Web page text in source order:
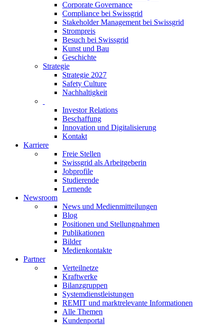
Corporate Governance
Compliance bei Swissgrid
Stakeholder Management bei Swissgrid
Strompreis
Besuch bei Swissgrid
Kunst und Bau
Geschichte
Strategie
Strategie 2027
Safety Culture
Nachhaltigkeit
Investor Relations
Beschaffung
Innovation und Digitalisierung
Kontakt
Karriere
Freie Stellen
Swissgrid als Arbeitgeberin
Jobprofile
Studierende
Lernende
Newsroom
News und Medienmitteilungen
Blog
Positionen und Stellungnahmen
Publikationen
Bilder
Medienkontakte
Partner
Verteilnetze
Kraftwerke
Bilanzgruppen
Systemdienstleistungen
REMIT und marktrelevante Informationen
Alle Themen
Kundenportal